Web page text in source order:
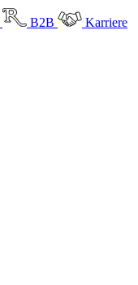
B2B Karriere